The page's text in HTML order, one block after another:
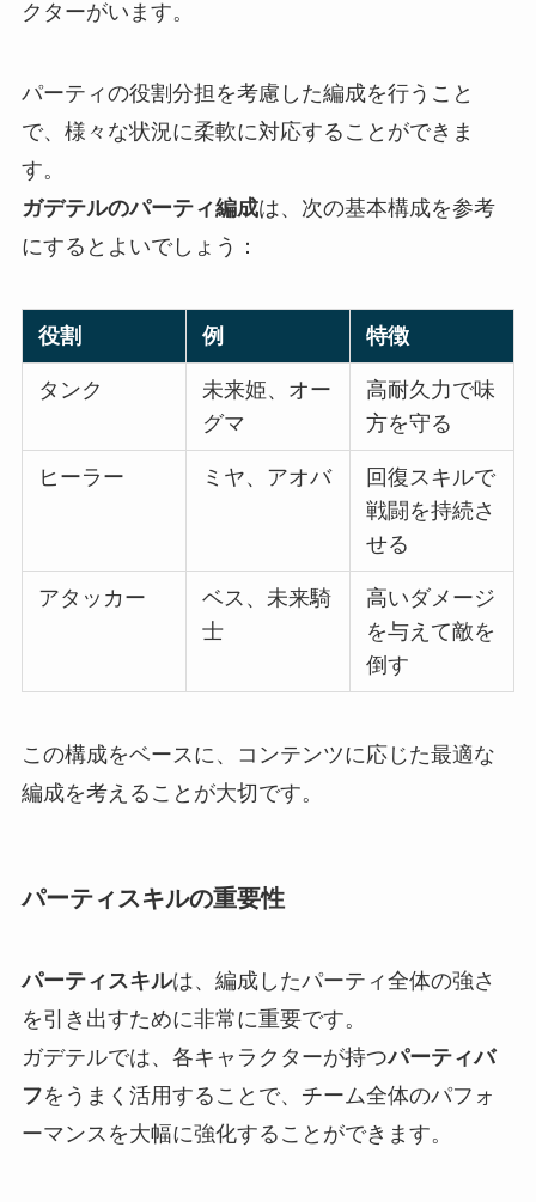
クターがいます。
パーティの役割分担を考慮した編成を行うこと
で、様々な状況に柔軟に対応することができま
す。
ガデテルのパーティ編成は、次の基本構成を参考
にするとよいでしょう：
役割 例 特徴
タンク
未来姫、オー
グマ
高耐久力で味
方を守る
ヒーラー ミヤ、アオバ
回復スキルで
戦闘を持続さ
せる
アタッカー
ベス、未来騎
士
高いダメージ
を与えて敵を
倒す
この構成をベースに、コンテンツに応じた最適な
編成を考えることが大切です。
パーティスキルの重要性
パーティスキルは、編成したパーティ全体の強さ
を引き出すために非常に重要です。
ガデテルでは、各キャラクターが持つパーティバ
フをうまく活用することで、チーム全体のパフォ
ーマンスを大幅に強化することができます。